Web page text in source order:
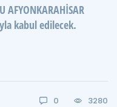
AFYONKARAHİSAR
kabul edilecek.
0 3280